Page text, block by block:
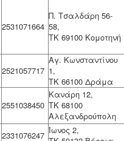
2531071664
Π. Τσαλδάρη 56-
58,
ΤΚ 69100 Κομοτηνή
2521057717
Αγ. Κωνσταντίνου
1,
ΤΚ 66100 Δράμα
2551038450
Κανάρη 12,
ΤΚ 68100
Αλεξανδρούπολη
2331076247 Ίωνος 2,